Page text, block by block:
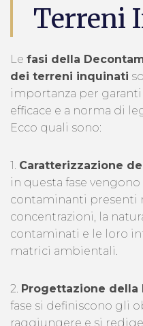
Terreni
Le fasi della
dei terreni inquinati
importanza per
efficace e a norma di
Ecco quali sono:
1. Caratterizzazione
in questa fase
contaminanti presenti
concentrazioni, la
contaminati e le loro
matrici ambientali.
2. Progettazione della
fase si definiscono gli
raggiungere e si